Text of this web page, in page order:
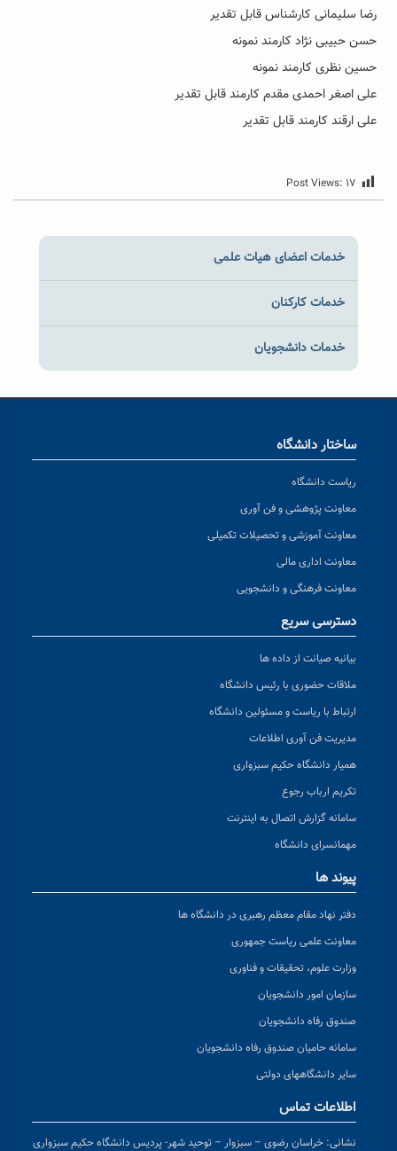
رضا سلیمانی کارشناس قابل تقدیر
حسن حبیبی نژاد کارمند نمونه
حسین نظری کارمند نمونه
علی اصغر احمدی مقدم کارمند قابل تقدیر
علی ارقند کارمند قابل تقدیر
Post Views: ۱۷
خدمات اعضای هیات علمی
خدمات کارکنان
خدمات دانشجویان
ساختار دانشگاه
ریاست دانشگاه
معاونت پژوهشی و فن آوری
معاونت آموزشی و تحصیلات تکمیلی
معاونت اداری مالی
معاونت فرهنگی و دانشجویی
دسترسی سریع
بیانیه صیانت از داده ها
ملاقات حضوری با رئیس دانشگاه
ارتباط با ریاست و مسئولین دانشگاه
مدیریت فن آوری اطلاعات
همیار دانشگاه حکیم سبزواری
تکریم ارباب رجوع
سامانه گزارش اتصال به اینترنت
مهمانسرای دانشگاه
پیوند ها
دفتر نهاد مقام معظم رهبری در دانشگاه ها
معاونت علمی ریاست جمهوری
وزارت علوم، تحقیقات و فناوری
سازمان امور دانشجویان
صندوق رفاه دانشجویان
سامانه حامیان صندوق رفاه دانشجویان
سایر دانشگاههای دولتی
اطلاعات تماس
نشانی: خراسان رضوی – سبزوار – توحید شهر- پردیس دانشگاه حکیم سبزواری